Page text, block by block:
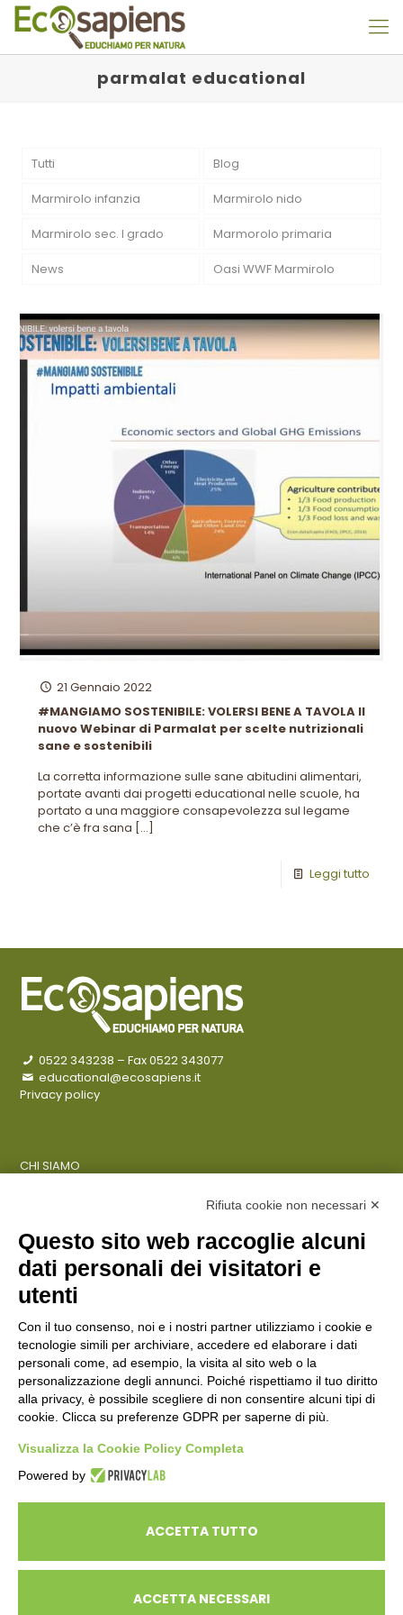
parmalat educational
Tutti Blog
Marmirolo infanzia Marmirolo nido
Marmirolo sec. I grado Marmorolo primaria
News Oasi WWF Marmirolo
21 Gennaio 2022
#MANGIAMO SOSTENIBILE: VOLERSI BENE A TAVOLA Il
nuovo Webinar di Parmalat per scelte nutrizionali
sane e sostenibili
La corretta informazione sulle sane abitudini alimentari,
portate avanti dai progetti educational nelle scuole, ha
portato a una maggiore consapevolezza sul legame
che c’è fra sana […]
Leggi tutto
0522 343238 – Fax 0522 343077
educational@ecosapiens.it
Privacy policy
CHI SIAMO
ENTI PUBBLICI
SCUOLE
CITTADINI E FAMIGLIE
CONTATTI
Seguici su:
Italiano
ECOSAPIENS è un marchio L’Ovile Cooperativa Sociale
Albo Cooperative a mutualità prevalente n.A114164
Rifiuta cookie non necessari ✕
Questo sito web raccoglie alcuni
dati personali dei visitatori e
utenti
Con il tuo consenso, noi e i nostri partner utilizziamo i cookie e
tecnologie simili per archiviare, accedere ed elaborare i dati
personali come, ad esempio, la visita al sito web o la
personalizzazione degli annunci. Poiché rispettiamo il tuo diritto
alla privacy, è possibile scegliere di non consentire alcuni tipi di
cookie. Clicca su preferenze GDPR per saperne di più.
Visualizza la Cookie Policy Completa
Powered by
ACCETTA TUTTO
ACCETTA NECESSARI